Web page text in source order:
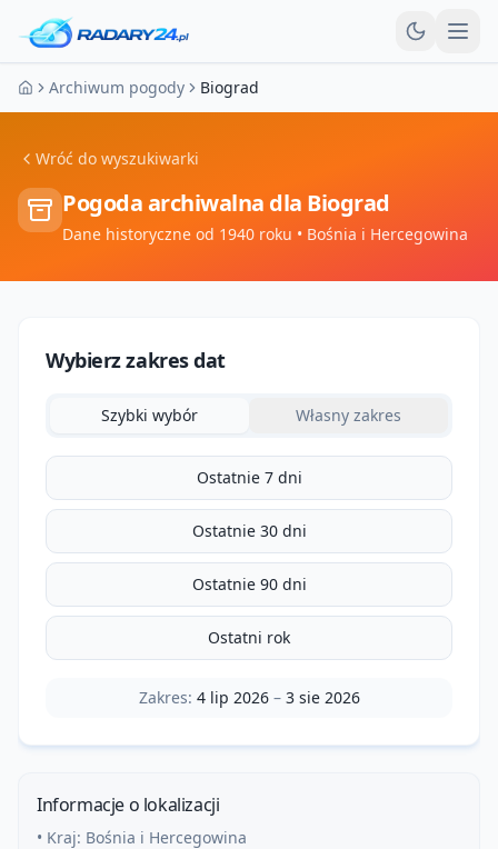
Strona główna
Archiwum pogody Biograd
Wróć do wyszukiwarki
Pogoda archiwalna dla Biograd
Dane historyczne od 1940 roku • Bośnia i Hercegowina
Wybierz zakres dat
Szybki wybór Własny zakres
Ostatnie 7 dni
Ostatnie 30 dni
Ostatnie 90 dni
Ostatni rok
Zakres: 4 lip 2026– 3 sie 2026
Informacje o lokalizacji
• Kraj: Bośnia i Hercegowina